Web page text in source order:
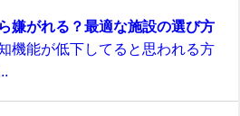
嫌がれる？最適な施設の選び方
機能が低下してると思われる方